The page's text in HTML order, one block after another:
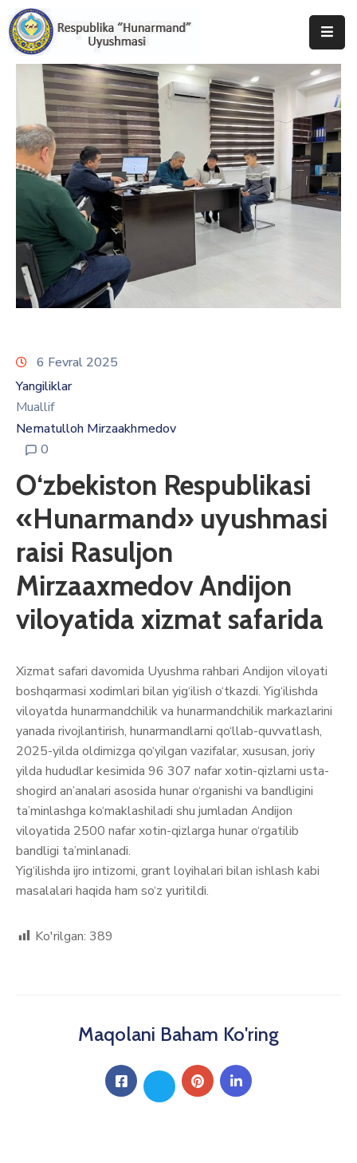
Sahifa
Uyushma
Haqida
Tadbirlar
Milliy
Katalog
Matbuot
Xizmati
6 Fevral 2025
Yangiliklar
Muallif
Nematulloh Mirzaakhmedov
0
O‘zbekiston Respublikasi
«Hunarmand» uyushmasi
raisi Rasuljon
Mirzaaxmedov Andijon
viloyatida xizmat safarida
Xizmat safari davomida Uyushma rahbari Andijon viloyati
boshqarmasi xodimlari bilan yig‘ilish o‘tkazdi. Yig‘ilishda
viloyatda hunarmandchilik va hunarmandchilik markazlarini
yanada rivojlantirish, hunarmandlarni qo‘llab-quvvatlash,
2025-yilda oldimizga qo‘yilgan vazifalar, xususan, joriy
yilda hududlar kesimida 96 307 nafar xotin-qizlarni usta-
shogird an’analari asosida hunar o‘rganishi va bandligini
ta’minlashga ko‘maklashiladi shu jumladan Andijon
viloyatida 2500 nafar xotin-qizlarga hunar o‘rgatilib
bandligi ta’minlanadi.
Yig‘ilishda ijro intizomi, grant loyihalari bilan ishlash kabi
masalalari haqida ham so‘z yuritildi.
Ko'rilgan: 389
Maqolani Baham Ko'ring